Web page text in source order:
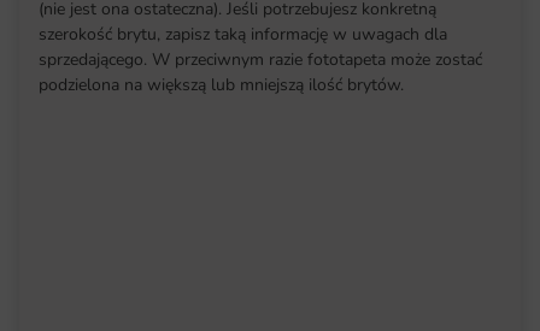
(nie jest ona ostateczna). Jeśli potrzebujesz konkretną
szerokość brytu, zapisz taką informację w uwagach dla
sprzedającego. W przeciwnym razie fototapeta może zostać
podzielona na większą lub mniejszą ilość brytów.